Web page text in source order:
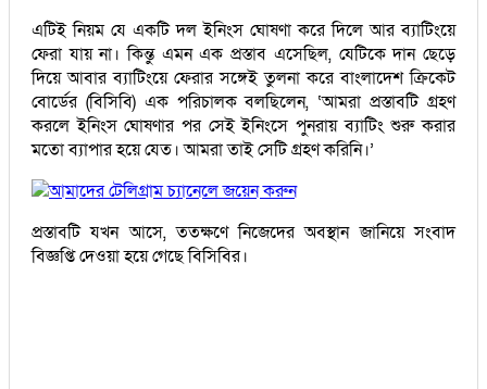
এটিই নিয়ম যে একটি দল ইনিংস ঘোষণা করে দিলে আর ব্যাটিংয়ে
ফেরা যায় না। কিন্তু এমন এক প্রস্তাব এসেছিল, যেটিকে দান ছেড়ে
দিয়ে আবার ব্যাটিংয়ে ফেরার সঙ্গেই তুলনা করে বাংলাদেশ ক্রিকেট
বোর্ডের (বিসিবি) এক পরিচালক বলছিলেন, ‘আমরা প্রস্তাবটি গ্রহণ
করলে ইনিংস ঘোষণার পর সেই ইনিংসে পুনরায় ব্যাটিং শুরু করার
মতো ব্যাপার হয়ে যেত। আমরা তাই সেটি গ্রহণ করিনি।’
আমাদের টেলিগ্রাম চ্যানেলে জয়েন করুন
প্রস্তাবটি যখন আসে, ততক্ষণে নিজেদের অবস্থান জানিয়ে সংবাদ
বিজ্ঞপ্তি দেওয়া হয়ে গেছে বিসিবির।